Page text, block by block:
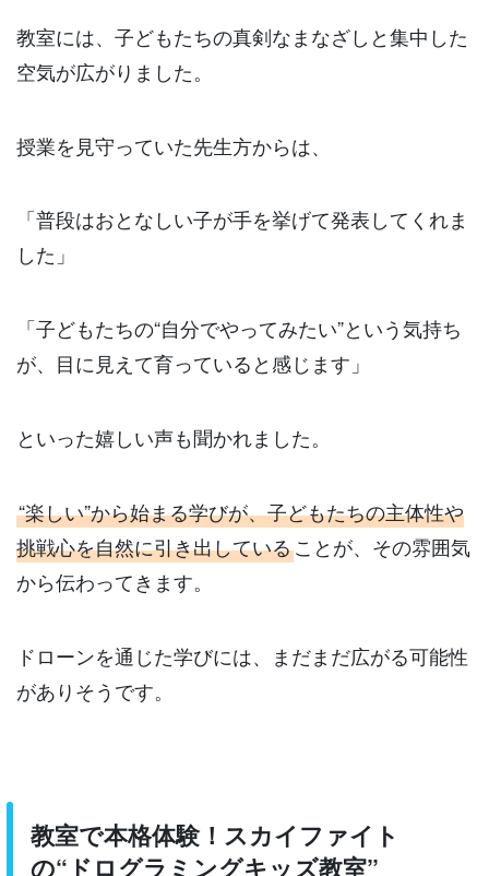
教室には、子どもたちの真剣なまなざしと集中した
空気が広がりました。
授業を見守っていた先生方からは、
「普段はおとなしい子が手を挙げて発表してくれま
した」
「子どもたちの“自分でやってみたい”という気持ち
が、目に見えて育っていると感じます」
といった嬉しい声も聞かれました。
“楽しい”から始まる学びが、子どもたちの主体性や
挑戦心を自然に引き出していることが、その雰囲気
から伝わってきます。
ドローンを通じた学びには、まだまだ広がる可能性
がありそうです。
教室で本格体験！スカイファイト
の“ドログラミングキッズ教室”